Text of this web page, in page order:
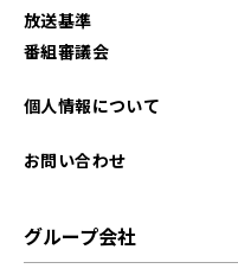
2022年03月
放送基準
番組審議会
個人情報について
お問い合わせ
グループ会社